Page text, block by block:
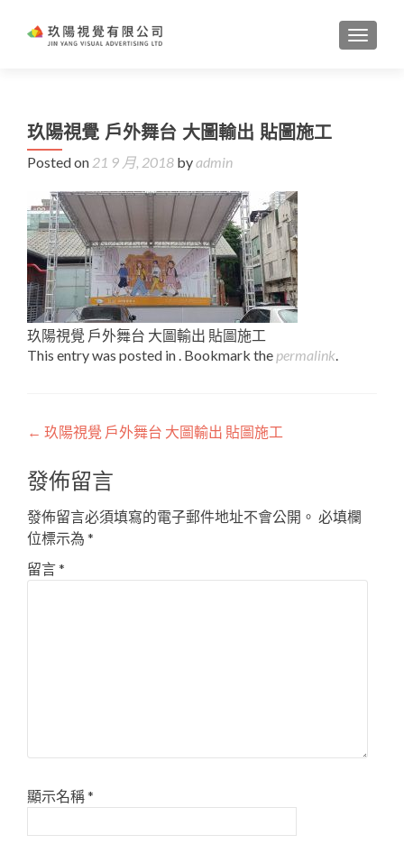
玖陽視覺 戶外舞台 大圖輸出 貼圖施工
Posted on 21 9 月, 2018 byadmin
玖陽視覺 戶外舞台 大圖輸出 貼圖施工
This entry was posted in . Bookmark the permalink.
Post
navigation
← 玖陽視覺 戶外舞台 大圖輸出 貼圖施工
發佈留言
發佈留言必須填寫的電子郵件地址不會公開。 必填欄
位標示為 *
留言*
顯示名稱*